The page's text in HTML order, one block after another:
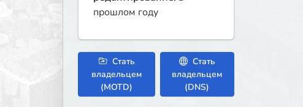
прошлом году
Стать
владельцем
(MOTD)
Стать
владельцем
(DNS)